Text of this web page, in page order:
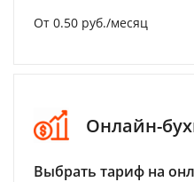
От 0.50 руб./месяц
Онлайн-
Выбрать тариф на